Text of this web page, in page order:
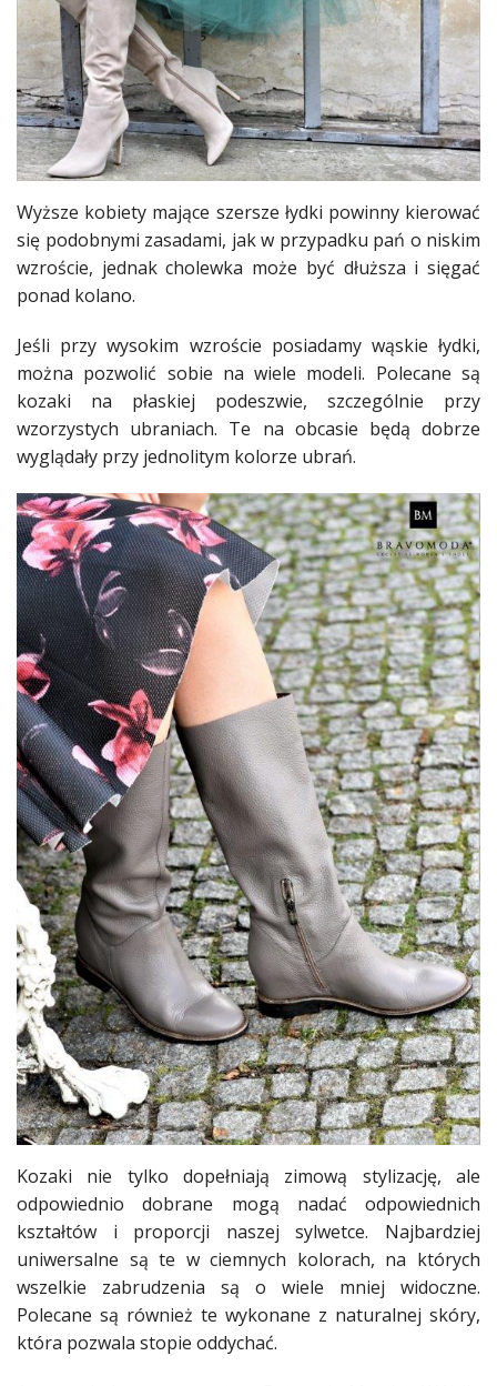
Wyższe kobiety mające szersze łydki powinny kierować
się podobnymi zasadami, jak w przypadku pań o niskim
wzroście, jednak cholewka może być dłuższa i sięgać
ponad kolano.
Jeśli przy wysokim wzroście posiadamy wąskie łydki,
można pozwolić sobie na wiele modeli. Polecane są
kozaki na płaskiej podeszwie, szczególnie przy
wzorzystych ubraniach. Te na obcasie będą dobrze
wyglądały przy jednolitym kolorze ubrań.
Kozaki nie tylko dopełniają zimową stylizację, ale
odpowiednio dobrane mogą nadać odpowiednich
kształtów i proporcji naszej sylwetce. Najbardziej
uniwersalne są te w ciemnych kolorach, na których
wszelkie zabrudzenia są o wiele mniej widoczne.
Polecane są również te wykonane z naturalnej skóry,
która pozwala stopie oddychać.